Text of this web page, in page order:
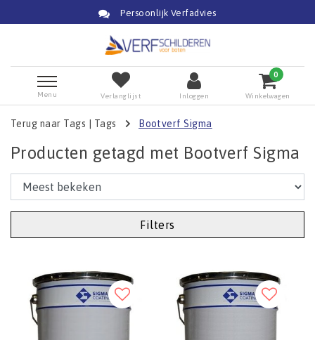
Persoonlijk Verfadvies
Menu Verlanglijst Inloggen
0
Winkelwagen
Terug naar Tags Tags Bootverf Sigma
Producten getagd met Bootverf Sigma
Filters